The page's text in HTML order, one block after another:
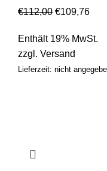
€112,00 €109,76
Enthält 19% MwSt.
zzgl. Versand
Lieferzeit: nicht